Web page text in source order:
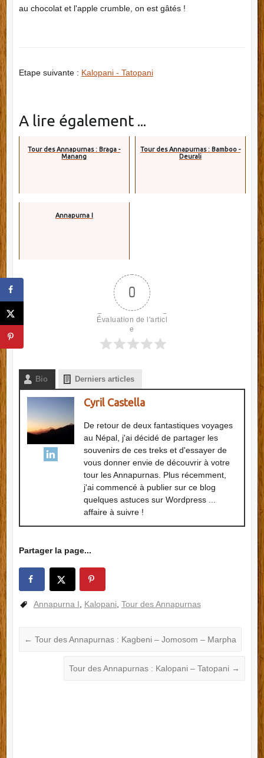
au chocolat et l'apple crumble, on est gâtés !
Etape suivante : Kalopani - Tatopani
A lire également ...
Tour des Annapurnas : Braga -
Manang
Tour des Annapurnas : Bamboo -
Deurali
Annapurna I
0
Évaluation de l'articl
e
Bio Derniers articles
Cyril Castella
De retour de deux fantastiques voyages
au Népal, j'ai décidé de partager les
souvenirs de ces treks et d'essayer de
vous donner envie de découvrir à votre
tour les Annapurnas. Plus récemment,
j'ai commencé à publier sur ce blog
quelques astuces sur Wordpress ...
affaire à suivre !
Partager la page...
Annapurna I Kalopani Tour des Annapurnas
← Tour des Annapurnas : Kagbeni – Jomosom – Marpha
Tour des Annapurnas : Kalopani – Tatopani →